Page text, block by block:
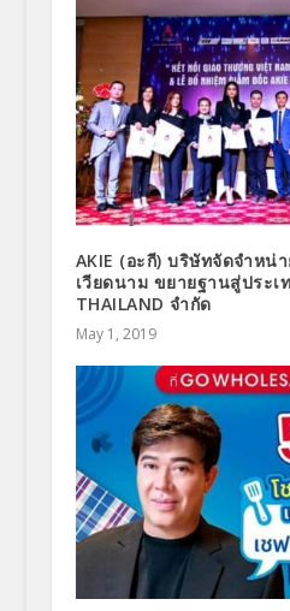
AKIE (อะกี) บริษัทจัดจำหน่
เวียดนาม ขยายฐานสู่ประเ
THAILAND จำกัด
May 1, 2019